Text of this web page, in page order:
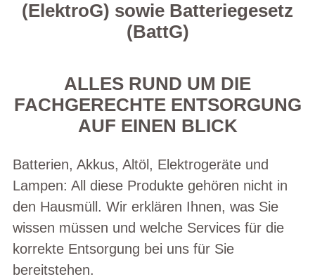
(ElektroG) sowie Batteriegesetz
(BattG)
ALLES RUND UM DIE
FACHGERECHTE ENTSORGUNG
AUF EINEN BLICK
Batterien, Akkus, Altöl, Elektrogeräte und
Lampen: All diese Produkte gehören nicht in
den Hausmüll. Wir erklären Ihnen, was Sie
wissen müssen und welche Services für die
korrekte Entsorgung bei uns für Sie
bereitstehen.